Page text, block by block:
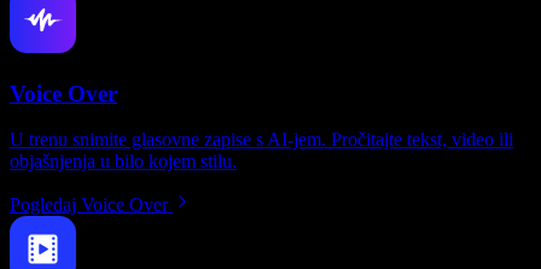
Voice Over
U trenu snimite glasovne zapise s AI-jem. Pročitajte tekst, video ili
objašnjenja u bilo kojem stilu.
Pogledaj Voice Over